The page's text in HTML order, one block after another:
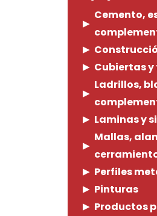
Cemento,
Cubiertas
Ladrillos,
Laminas y
Mallas,
Perfiles
Pinturas
Productos